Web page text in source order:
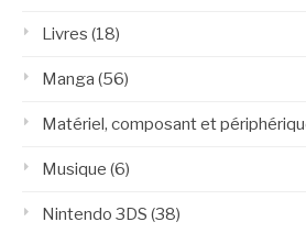
Livres (18)
Manga (56)
Matériel, composant et
Musique (6)
Nintendo 3DS (38)